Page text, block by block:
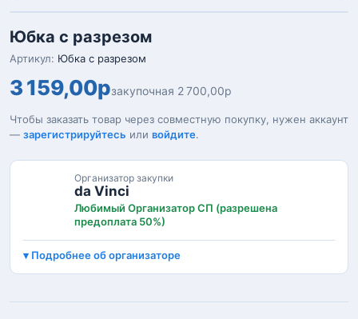
Юбка с разрезом
Артикул: Юбка с разрезом
3 159,00рзакупочная 2 700,00р
Чтобы заказать товар через совместную покупку, нужен аккаунт
— зарегистрируйтесь или войдите.
Организатор закупки
da Vinci
Любимый Организатор СП (разрешена
предоплата 50%)
Подробнее об организаторе